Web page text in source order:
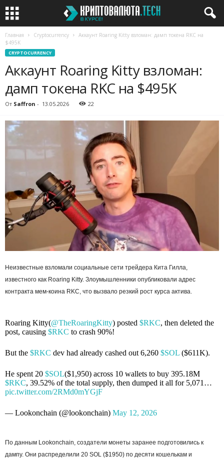
Главная Cryptocurrency
Аккаунт Roaring Kitty взломан: дамп токена RKC на
$495K
CRYPTOCURRENCY
Аккаунт Roaring Kitty взломан:
дамп токена RKC на $495K
От Saffron - 13.05.2026 22
Неизвестные взломали социальные сети трейдера Кита Гилла,
известного как Roaring Kitty. Злоумышленники опубликовали адрес
контракта мем-коина RKC, что вызвало резкий рост курса актива.
Roaring Kitty(@TheRoaringKitty) posted $RKC, then deleted the
post, causing $RKC to crash 90%!
But the $RKC dev had already cashed out 6,260 $SOL ($611K).
He spent 20 $SOL($1,950) across 10 wallets to buy 395.18M
$RKC, 39.52% of the total supply, then dumped it all for 5,071…
pic.twitter.com/2RMd0mYGjF
— Lookonchain (@lookonchain) May 12, 2026
По данным Lookonchain, создатели монеты заранее подготовились к
дампу. Они распределили 20 SOL ($1950) по десяти кошелькам и